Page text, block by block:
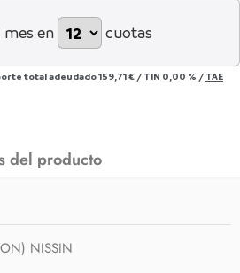
mes en cuotas
total adeudado159,71 € / TIN 0,00 % / TAE
del producto
NISSIN